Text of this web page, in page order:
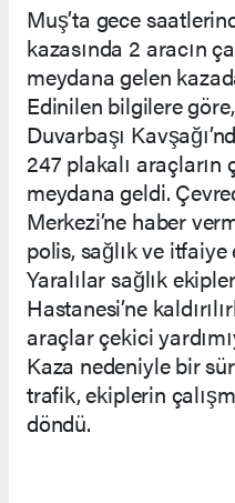
Muş’ta gece
kazasında 2 aracın
meydana gelen
Edinilen bilgilere
Duvarbaşı
247 plakalı araçların
meydana geldi.
Merkezi’ne haber
polis, sağlık ve
Yaralılar sağlık
Hastanesi’ne
araçlar çekici
Kaza nedeniyle bir
trafik, ekiplerin
döndü.